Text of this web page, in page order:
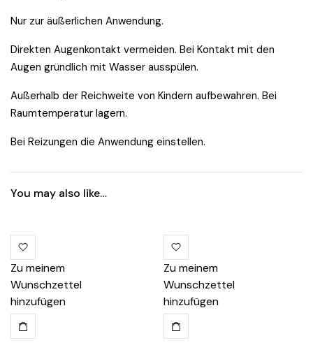
Nur zur äußerlichen Anwendung.
Direkten Augenkontakt vermeiden. Bei Kontakt mit den
Augen gründlich mit Wasser ausspülen.
Außerhalb der Reichweite von Kindern aufbewahren. Bei
Raumtemperatur lagern.
Bei Reizungen die Anwendung einstellen.
You may also like…
Zu meinem
Wunschzettel
hinzufügen
Zu meinem
Wunschzettel
hinzufügen